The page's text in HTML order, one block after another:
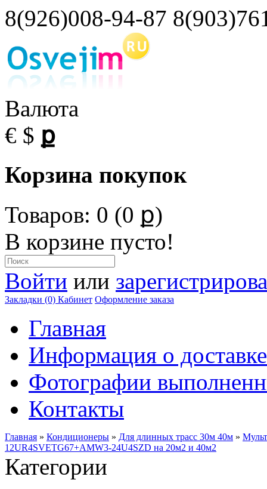
8(926)008-94-87
Валюта
€ $ ք
Корзина покупок
Товаров: 0 (0 ք)
В корзине пусто!
Войти или
Закладки (0) Кабинет Оформление заказа
Главная
Информация о доставке
Фотографии
Контакты
Главная » Кондиционеры » Для длинных трасс 30м 40м »
12UR4SVETG67+AMW3-24U4SZD на 20м2 и 40м2
Категории